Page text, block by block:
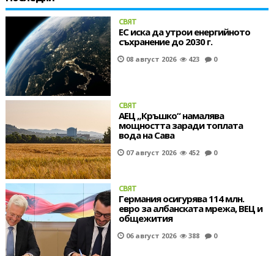
СВЯТ
ЕС иска да утрои енергийното
съхранение до 2030 г.
08 август 2026 423 0
СВЯТ
АЕЦ „Кръшко“ намалява
мощността заради топлата
вода на Сава
07 август 2026 452 0
СВЯТ
Германия осигурява 114 млн.
евро за албанската мрежа, ВЕЦ и
общежития
06 август 2026 388 0